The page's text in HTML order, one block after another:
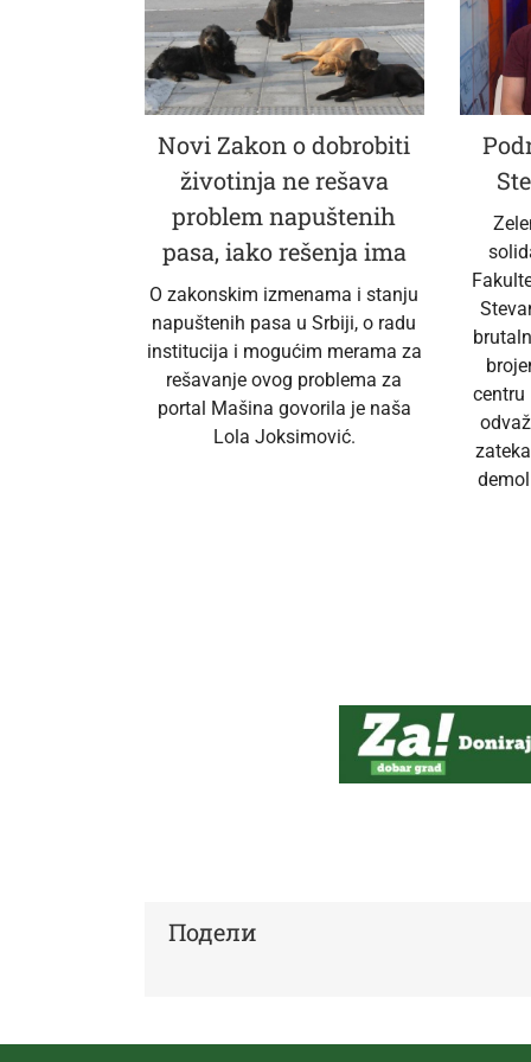
Novi Zakon o dobrobiti
životinja ne rešava
problem napuštenih
pasa, iako rešenja ima
O zakonskim izmenama i stanju
napuštenih pasa u Srbiji, o radu
institucija i mogućim merama za
rešavanje ovog problema za
portal Mašina govorila je naša
Lola Joksimović.
centru
Подели